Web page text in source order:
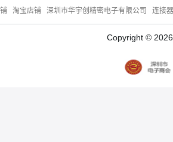
淘宝店铺 深圳市华宇创精密电子有限公司 连接
Copyright ©